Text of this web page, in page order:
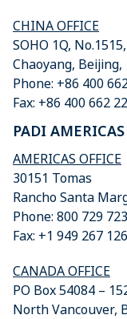
CHINA OFFICE
SOHO 1Q,
Chaoyang, Beijing,
Phone: +86 400
Fax: +86 400 662
PADI
AMERICAS OFFICE
30151 Tomas
Rancho Santa
Phone: 800 729
Fax: +1 949 267
CANADA OFFICE
PO Box 54084 –
North Vancouver,